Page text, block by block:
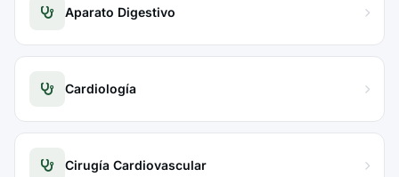
Aparato Digestivo
Cardiología
Cirugía Cardiovascular